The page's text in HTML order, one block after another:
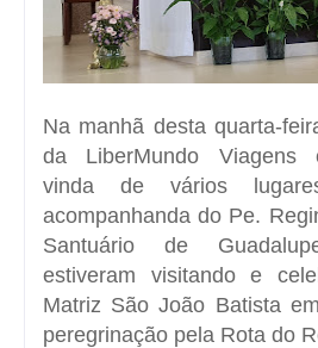
Na manhã desta quarta-
da LiberMundo Viagens
vinda de vários
acompanhanda do Pe.
Santuário de
estiveram visitando e
Matriz São João Batista
peregrinação pela Rota do